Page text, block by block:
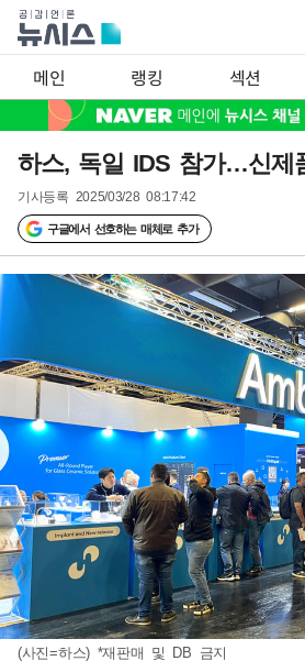
메인 랭킹 섹션
하스, 독일 IDS 참가…신제
기사등록 2025/03/28 08:17:42
구글에서 선호하는 매체로 추가
(사진=하스) *재판매 및 DB 금지